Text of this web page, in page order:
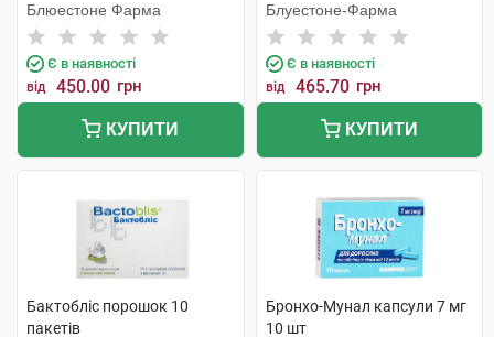
Блюестоне Фарма
Є в наявності
від 450.00 грн
КУПИТИ
Блуестоне-Фарма
Є в наявності
від 465.70 грн
КУПИТИ
Бактобліс порошок 10
пакетів
Бронхо-Мунал капсули 7 мг
10 шт